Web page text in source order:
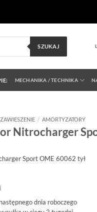
SZUKAJ
MECHANIKA / TECHNIKA
ZAWIESZENIE / AMORTYZATORY
Nitrocharger
Sport OME 60062 tył
dnia roboczego